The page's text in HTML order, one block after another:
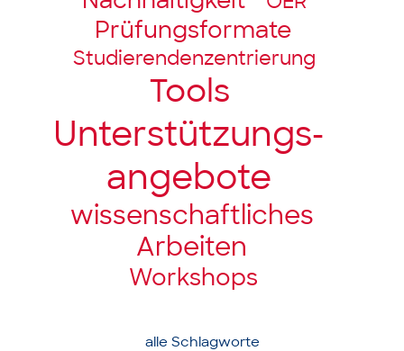
Prüfungsformate
Studierendenzentrierung
Tools
Unter­stützungs­­
angebote
wissenschaft­liches
Arbeiten
Workshops
alle Schlagworte